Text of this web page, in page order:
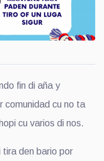
fin di aña y
comunidad cu no ta
cu varios di nos.
tira den bario por